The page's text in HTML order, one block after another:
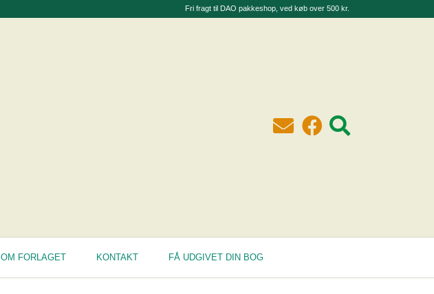
Fri fragt til DAO pakkeshop, ved køb over 500 kr.
OM FORLAGET KONTAKT FÅ UDGIVET DIN BOG